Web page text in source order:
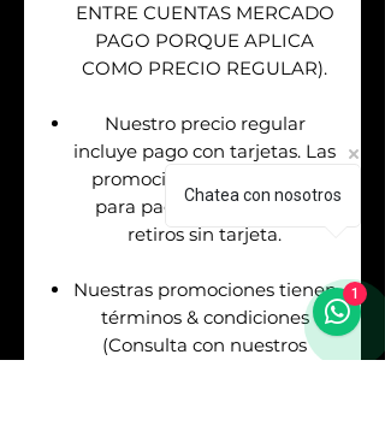
ENTRE CUENTAS MERCADO
PAGO PORQUE APLICA
COMO PRECIO REGULAR).
Nuestro precio regular
incluye pago con tarjetas. Las
promociones aplican solo
para pagos en efectivo &
retiros sin tarjeta.
Nuestras promociones tienen
términos & condiciones
(Consulta con nuestros
Chatea con nosotros
1